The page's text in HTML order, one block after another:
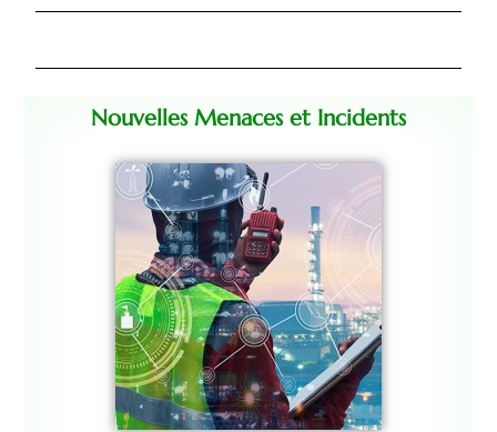
Nouvelles Menaces et Incidents